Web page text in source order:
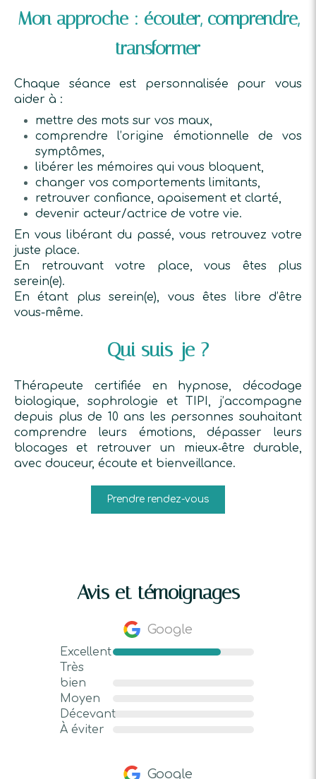
Mon approche : écouter, comprendre,
transformer
Chaque séance est personnalisée pour vous
aider à :
mettre des mots sur vos maux,
comprendre l’origine émotionnelle de vos
symptômes,
libérer les mémoires qui vous bloquent,
changer vos comportements limitants,
retrouver confiance, apaisement et clarté,
devenir acteur/actrice de votre vie.
En vous libérant du passé, vous retrouvez votre
juste place.
En retrouvant votre place, vous êtes plus
serein(e).
En étant plus serein(e), vous êtes libre d’être
vous-même.
Qui suis-je ?
Thérapeute certifiée en hypnose, décodage
biologique, sophrologie et TIPI, j’accompagne
depuis plus de 10 ans les personnes souhaitant
comprendre leurs émotions, dépasser leurs
blocages et retrouver un mieux‑être durable,
avec douceur, écoute et bienveillance.
Prendre rendez-vous
Avis et témoignages
Google
Excellent
Très
bien
Moyen
Décevant
À éviter
Google